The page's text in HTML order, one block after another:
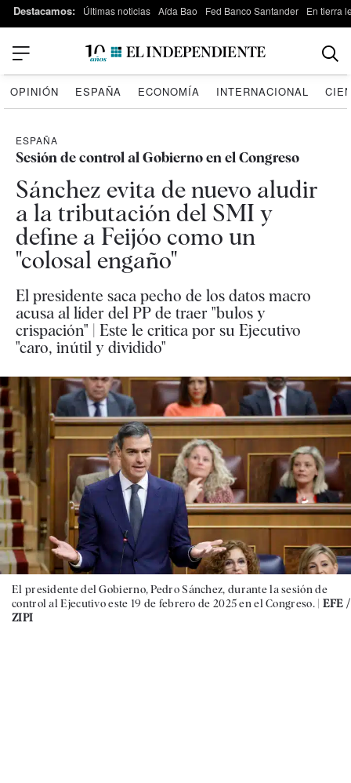
Destacamos: Últimas noticias Aída Bao Fed Banco Santander En tierra
OPINIÓN ESPAÑA ECONOMÍA INTERNACIONAL
ESPAÑA
Sesión de control al Gobierno en el Congreso
Sánchez evita de nuevo aludir
a la tributación del SMI y
define a Feijóo como un
"colosal engaño"
El presidente saca pecho de los datos macro
acusa al líder del PP de traer "bulos y
crispación" | Este le critica por su Ejecutivo
"caro, inútil y dividido"
El presidente del Gobierno, Pedro Sánchez, durante la sesión de
control al Ejecutivo este 19 de febrero de 2025 en el Congreso. | EFE /
ZIPI